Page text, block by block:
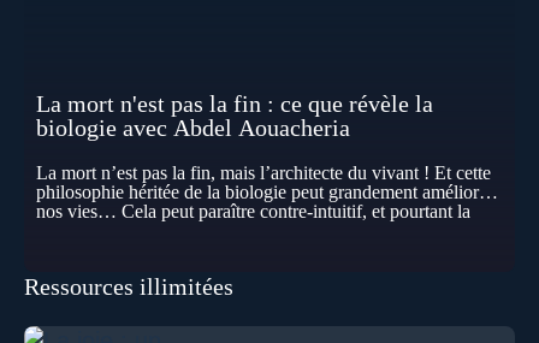
La mort n'est pas la fin : ce que révèle la
biologie avec Abdel Aouacheria
La mort n’est pas la fin, mais l’architecte du vivant ! Et cette
philosophie héritée de la biologie peut grandement améliorer
nos vies… Cela peut paraître contre-intuitif, et pourtant la
se construisent grâce à des milliers de morts cellulaires
effacements nécessaires façonnent la vie elle-même. À toutes
Ressources illimitées